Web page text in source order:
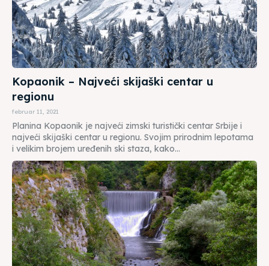
Kopaonik – Najveći skijaški centar u
regionu
februar 11, 2021
Planina Kopaonik je najveći zimski turistički centar Srbije i
najveći skijaški centar u regionu. Svojim prirodnim lepotama
i velikim brojem uređenih ski staza, kako...